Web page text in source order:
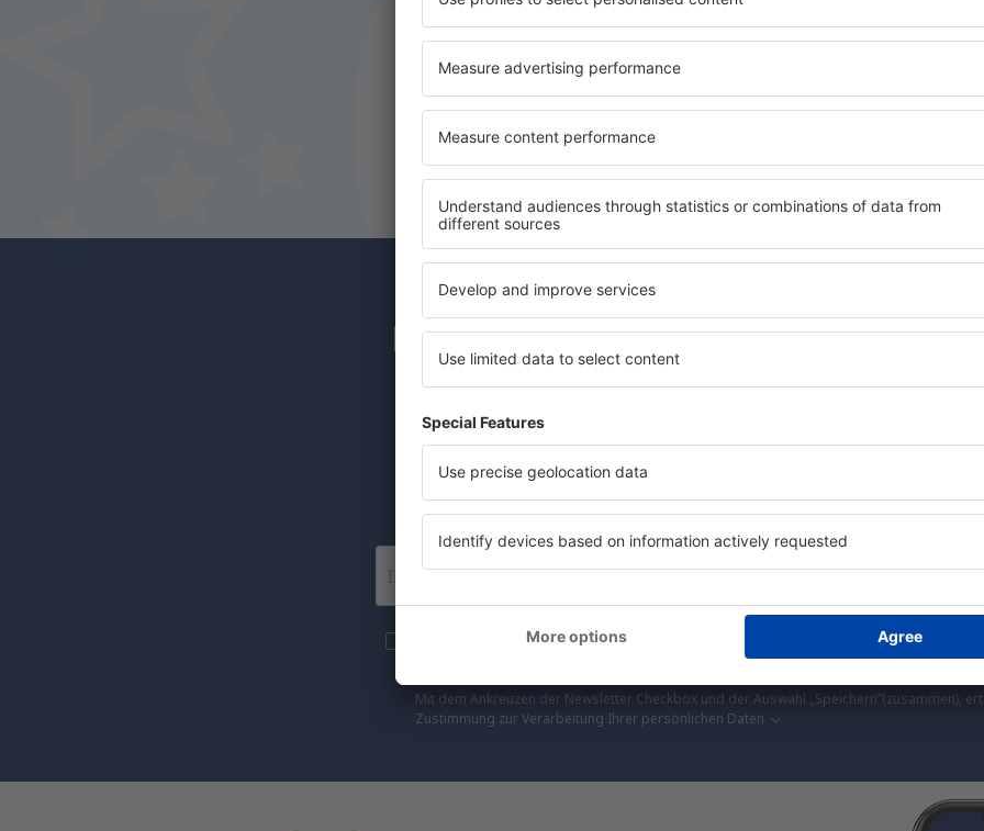
Sparen Sie Zeit und Geld.
Buchen Sie Flug+Hotel auf
eSkytravel.de!
Prüfen
Newsletter-Empfänger reisen
weniger Geld
Günstige Flüge, Städtereisen, Urlaub – sichern Sie sich
Reiseangebote vor anderen.
Wir senden Dir nur die besten Schnäppchen –
Mehr Reisen zu super Preisen im Newsletter.
Ich stimme zu, Marketinginformationen
an die von mir angegebene E-Mail-Adresse zu erhalten.
Mit dem Ankreuzen der Newsletter Checkbox und der Auswahl „Speichern”(zusammen),
Zustimmung zur Verarbeitung Ihrer persönlichen Daten